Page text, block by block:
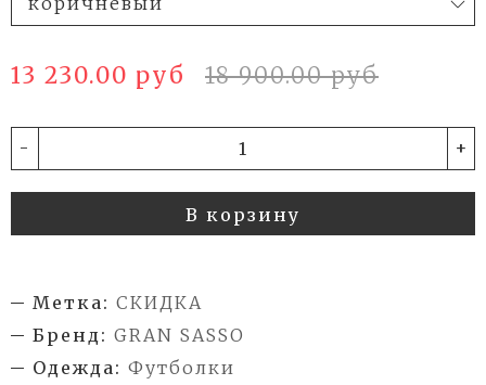
13 230.00 руб 18 900.00 руб
- +
В корзину
Метка: СКИДКА
Бренд: GRAN SASSO
Одежда: Футболки